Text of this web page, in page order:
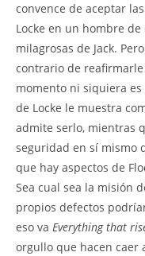
convence de aceptar
Locke en un hombre
milagrosas de Jack.
contrario de
momento ni siquiera es
de Locke le muestra
admite serlo, mientras
seguridad en sí mismo
que hay aspectos de
Sea cual sea la misión
propios defectos
eso va Everything that
orgullo que hacen caer